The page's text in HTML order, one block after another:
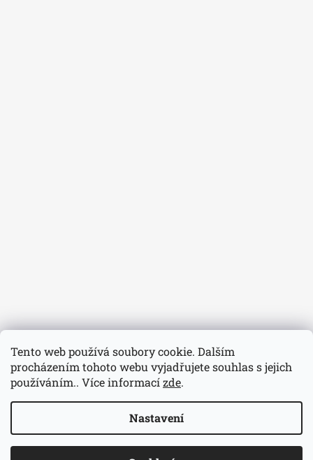
Tento web používá soubory cookie. Dalším
procházením tohoto webu vyjadřujete souhlas s jejich
používáním.. Více informacízde.
Nastavení